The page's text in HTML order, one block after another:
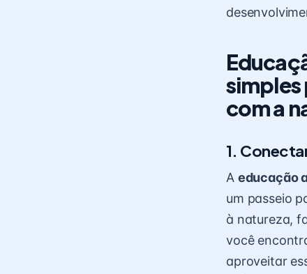
simples
com a
1.
A educação
um passeio
à natureza,
você
aproveitar